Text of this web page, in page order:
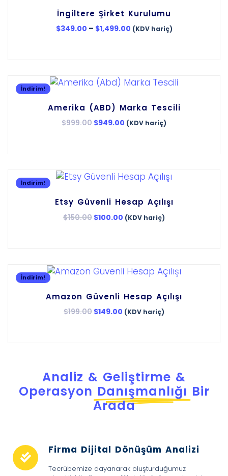
İngiltere Şirket Kurulumu
$349.00 – $1,499.00 (KDV hariç)
İndirim!
Amerika (ABD) Marka Tescili
$999.00 $949.00 (KDV hariç)
İndirim!
Etsy Güvenli Hesap Açılışı
$150.00 $100.00 (KDV hariç)
İndirim!
Amazon Güvenli Hesap Açılışı
$199.00 $149.00 (KDV hariç)
Analiz & Geliştirme &
Operasyon Danışmanlığı Bir
Arada
Firma Dijital Dönüşüm Analizi
Tecrübemize dayanarak oluşturduğumuz